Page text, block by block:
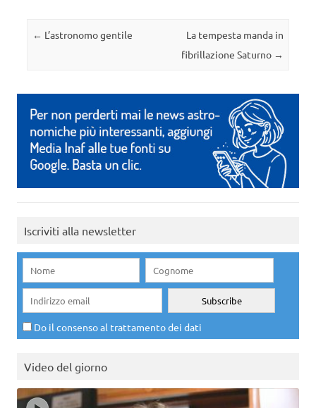
Navigazione articolo
← L’astronomo gentile
La tempesta manda in
fibrillazione Saturno →
Iscriviti alla newsletter
Do il consenso al trattamento dei dati
Video del giorno